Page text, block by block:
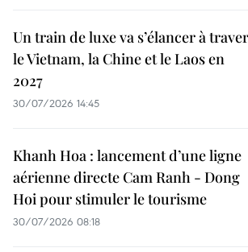
Un train de luxe va s’élancer à
le Vietnam, la Chine et le Laos en
2027
30/07/2026 14:45
Khanh Hoa : lancement d’une ligne
aérienne directe Cam Ranh - Dong
Hoi pour stimuler le tourisme
30/07/2026 08:18